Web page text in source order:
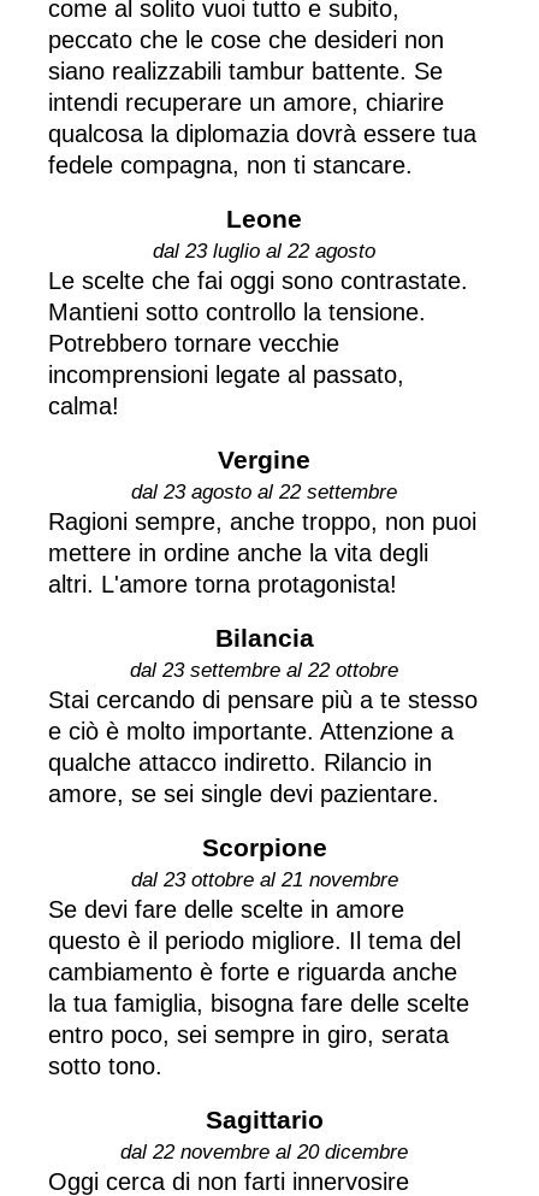
come al solito vuoi tutto e subito,
peccato che le cose che desideri non
siano realizzabili tambur battente. Se
intendi recuperare un amore, chiarire
qualcosa la diplomazia dovrà essere tua
fedele compagna, non ti stancare.
Leone
dal 23 luglio al 22 agosto
Le scelte che fai oggi sono contrastate.
Mantieni sotto controllo la tensione.
Potrebbero tornare vecchie
incomprensioni legate al passato,
calma!
Vergine
dal 23 agosto al 22 settembre
Ragioni sempre, anche troppo, non puoi
mettere in ordine anche la vita degli
altri. L'amore torna protagonista!
Bilancia
dal 23 settembre al 22 ottobre
Stai cercando di pensare più a te stesso
e ciò è molto importante. Attenzione a
qualche attacco indiretto. Rilancio in
amore, se sei single devi pazientare.
Scorpione
dal 23 ottobre al 21 novembre
Se devi fare delle scelte in amore
questo è il periodo migliore. Il tema del
cambiamento è forte e riguarda anche
la tua famiglia, bisogna fare delle scelte
entro poco, sei sempre in giro, serata
sotto tono.
Sagittario
dal 22 novembre al 20 dicembre
Oggi cerca di non farti innervosire